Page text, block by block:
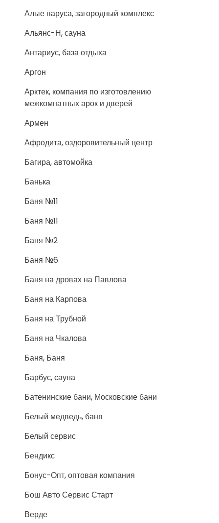
Алые паруса, загородный комплекс
Альянс-Н, сауна
Антариус, база отдыха
Аргон
Арктек, компания по изготовлению
межкомнатных арок и дверей
Армен
Афродита, оздоровительный центр
Багира, автомойка
Банька
Баня №11
Баня №11
Баня №2
Баня №6
Баня на дровах на Павлова
Баня на Карпова
Баня на Трубной
Баня на Чкалова
Баня, Баня
Барбус, сауна
Батенинские бани, Московские бани
Белый медведь, баня
Белый сервис
Бендикс
Бонус-Опт, оптовая компания
Бош Авто Сервис Старт
Верде